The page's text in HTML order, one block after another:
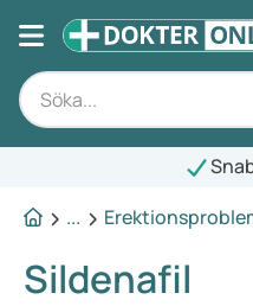
...
Sildenafil